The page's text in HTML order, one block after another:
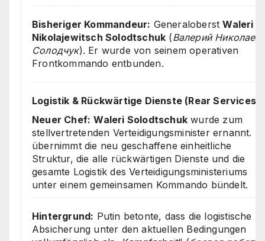
Bisheriger Kommandeur: GeneraloberstWaleri
Nikolajewitsch Solodtschuk (Валерий
Солодчук). Er wurde von seinem operativen
Frontkommando entbunden.
Logistik & Rückwärtige Dienste (Rear Services):
Neuer Chef: Waleri Solodtschuk wurde zum
stellvertretenden Verteidigungsminister ernannt. Er
übernimmt die neu geschaffene einheitliche
Struktur, die alle rückwärtigen Dienste und die
gesamte Logistik des Verteidigungsministeriums
unter einem gemeinsamen Kommando bündelt.
Hintergrund: Putin betonte, dass die logistische
Absicherung unter den aktuellen Bedingungen